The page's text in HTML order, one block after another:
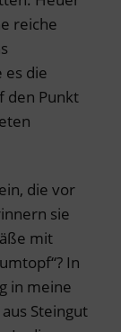
reiche
es die
den Punkt
die vor
sie
mit
In
in meine
Steingut